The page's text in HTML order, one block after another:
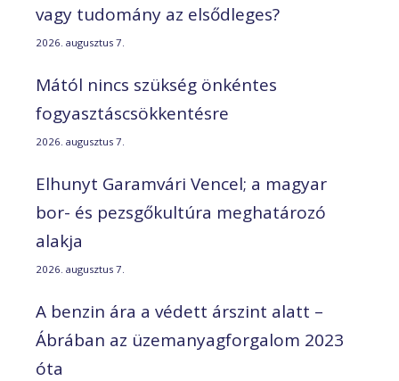
vagy tudomány az elsődleges?
2026. augusztus 7.
Mától nincs szükség önkéntes
fogyasztáscsökkentésre
2026. augusztus 7.
Elhunyt Garamvári Vencel; a magyar
bor- és pezsgőkultúra meghatározó
alakja
2026. augusztus 7.
A benzin ára a védett árszint alatt –
Ábrában az üzemanyagforgalom 2023
óta